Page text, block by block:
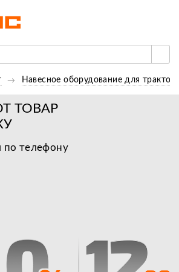
Навесное оборудование для
ТОВАР
телефону